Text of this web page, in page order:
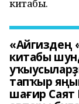
китабы.
«Айгиздең
китабы
тапҡыр
шағир